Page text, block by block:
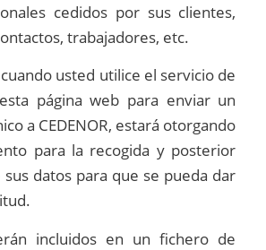
cedidos por sus clientes,
trabajadores, etc.
usted utilice el servicio de
página web para enviar un
a CEDENOR, estará otorgando
para la recogida y posterior
datos para que se pueda dar
incluidos en un fichero de